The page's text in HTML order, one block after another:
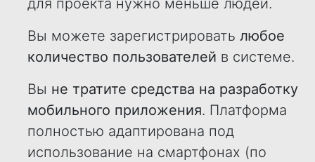
для проекта нужно меньше людей.
Вы можете зарегистрировать любое
количество пользователей в системе.
Вы не тратите средства на разработку
мобильного приложения. Платформа
полностью адаптирована под
использование на смартфонах (по